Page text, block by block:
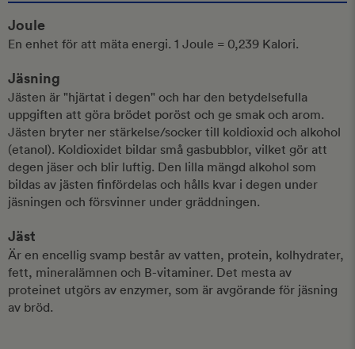
Joule
En enhet för att mäta energi. 1 Joule = 0,239 Kalori.
Jäsning
Jästen är "hjärtat i degen" och har den betydelsefulla
uppgiften att göra brödet poröst och ge smak och arom.
Jästen bryter ner stärkelse/socker till koldioxid och alkohol
(etanol). Koldioxidet bildar små gasbubblor, vilket gör att
degen jäser och blir luftig. Den lilla mängd alkohol som
bildas av jästen finfördelas och hålls kvar i degen under
jäsningen och försvinner under gräddningen.
Jäst
Är en encellig svamp består av vatten, protein, kolhydrater,
fett, mineralämnen och B-vitaminer. Det mesta av
proteinet utgörs av enzymer, som är avgörande för jäsning
av bröd.